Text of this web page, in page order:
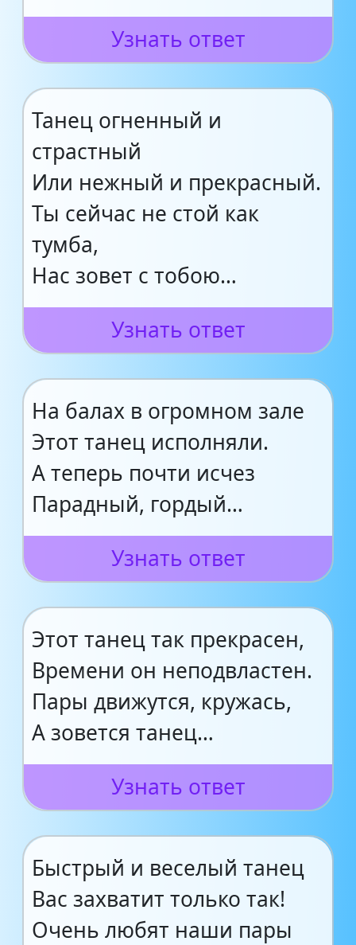
Узнать ответ
Танец огненный и
страстный
Или нежный и прекрасный.
Ты сейчас не стой как
тумба,
Нас зовет с тобою…
Узнать ответ
На балах в огромном зале
Этот танец исполняли.
А теперь почти исчез
Парадный, гордый…
Узнать ответ
Этот танец так прекрасен,
Времени он неподвластен.
Пары движутся, кружась,
А зовется танец…
Узнать ответ
Быстрый и веселый танец
Вас захватит только так!
Очень любят наши пары